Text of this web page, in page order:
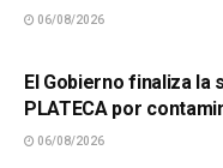
06/08/2026
El Gobierno finaliza la
PLATECA por
06/08/2026